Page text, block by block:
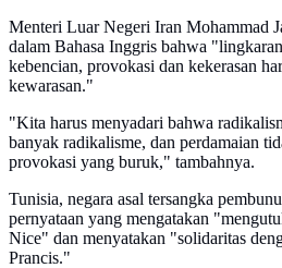
Menteri Luar Negeri Iran Mohammad
dalam Bahasa Inggris bahwa
kebencian, provokasi dan kekerasan
kewarasan."
"Kita harus menyadari bahwa
banyak radikalisme, dan perdamaian
provokasi yang buruk," tambahnya.
Tunisia, negara asal tersangka
pernyataan yang mengatakan
Nice" dan menyatakan "solidaritas
Prancis."